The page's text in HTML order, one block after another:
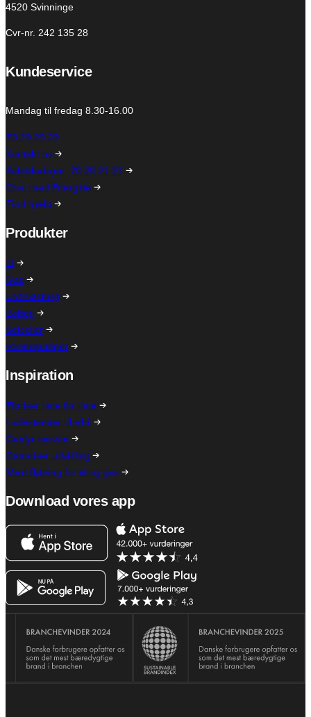
4520 Svinninge
Cvr-nr. 242 135 28
Kundeservice
Mandag til fredag 8.30-16.00
70 29 29 29
Kontakt os
Solsikkelinjen: 70 29 21 21
Chat med Energitte
Find hjælp
Produkter
El
Gas
Ladeløsning
Batteri
Solceller
Varmepumper
Inspiration
Elpriser time for time
Ladestander til elbil
Gasfyr service
Gaspriser udvikling
Meld flytning for el og gas
Download vores app